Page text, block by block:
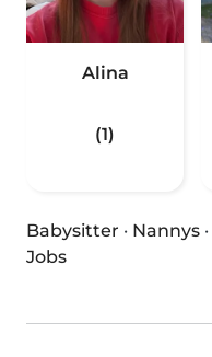
Alina
(1)
Babysitter · Nannys ·
Jobs